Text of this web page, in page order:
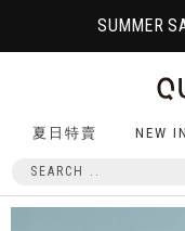
SUMMER
夏日特賣 NEW IN